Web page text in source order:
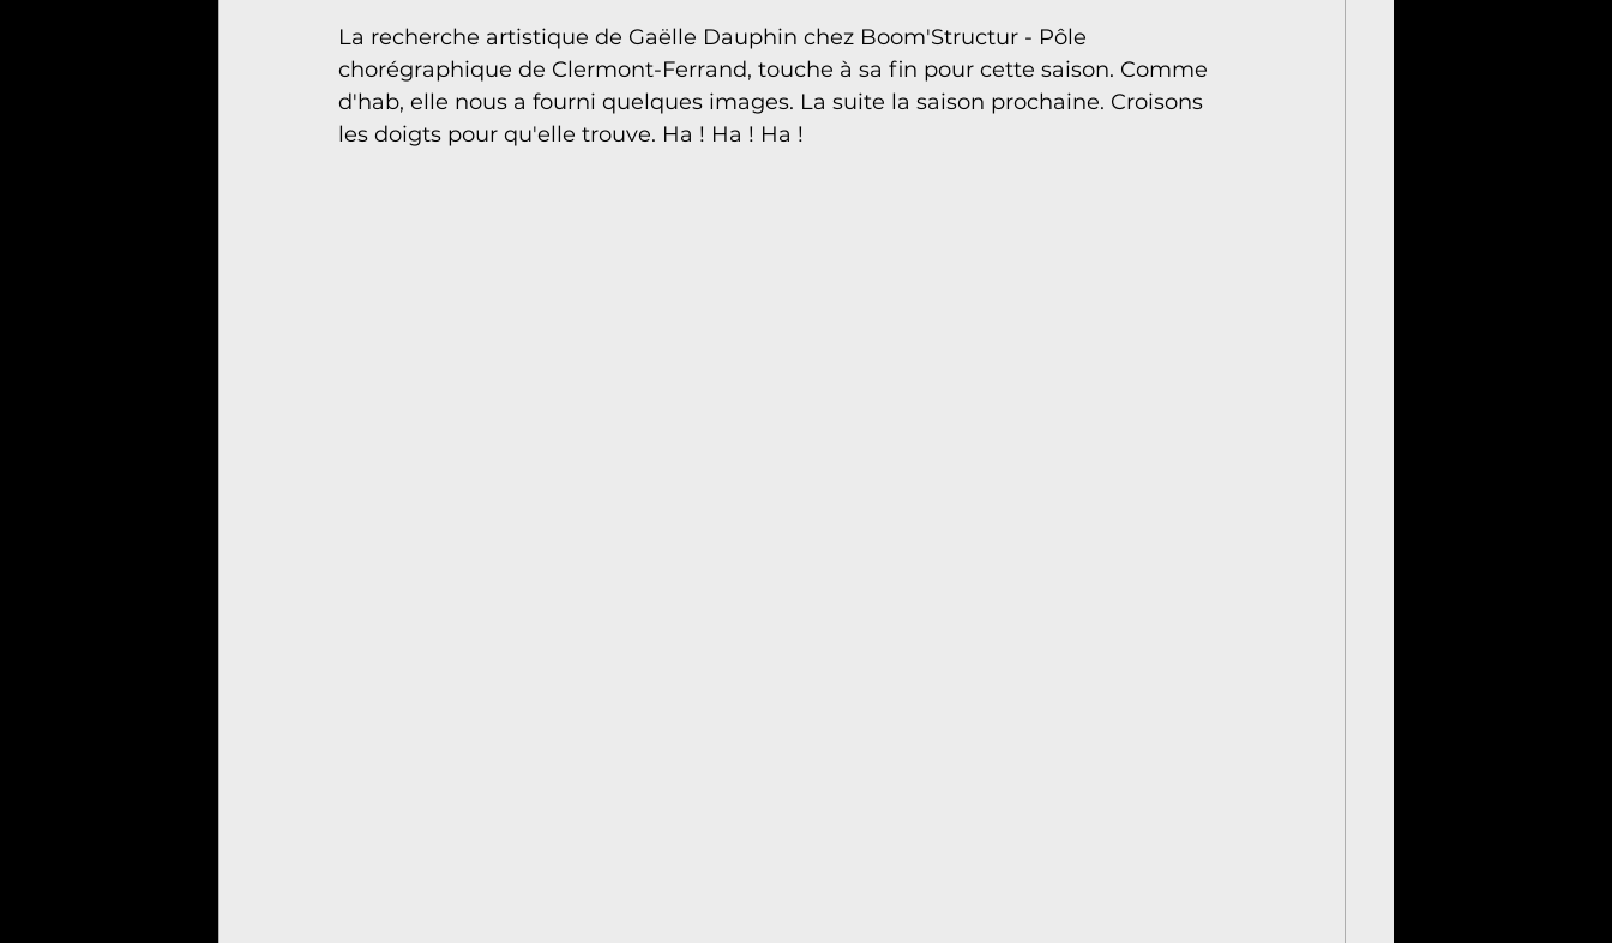
La recherche artistique de Gaëlle Dauphin chez Boom'Structur - Pôle
chorégraphique de Clermont-Ferrand, touche à sa fin pour cette saison. Comme
d'hab, elle nous a fourni quelques images. La suite la saison prochaine. Croisons
les doigts pour qu'elle trouve. Ha ! Ha ! Ha !